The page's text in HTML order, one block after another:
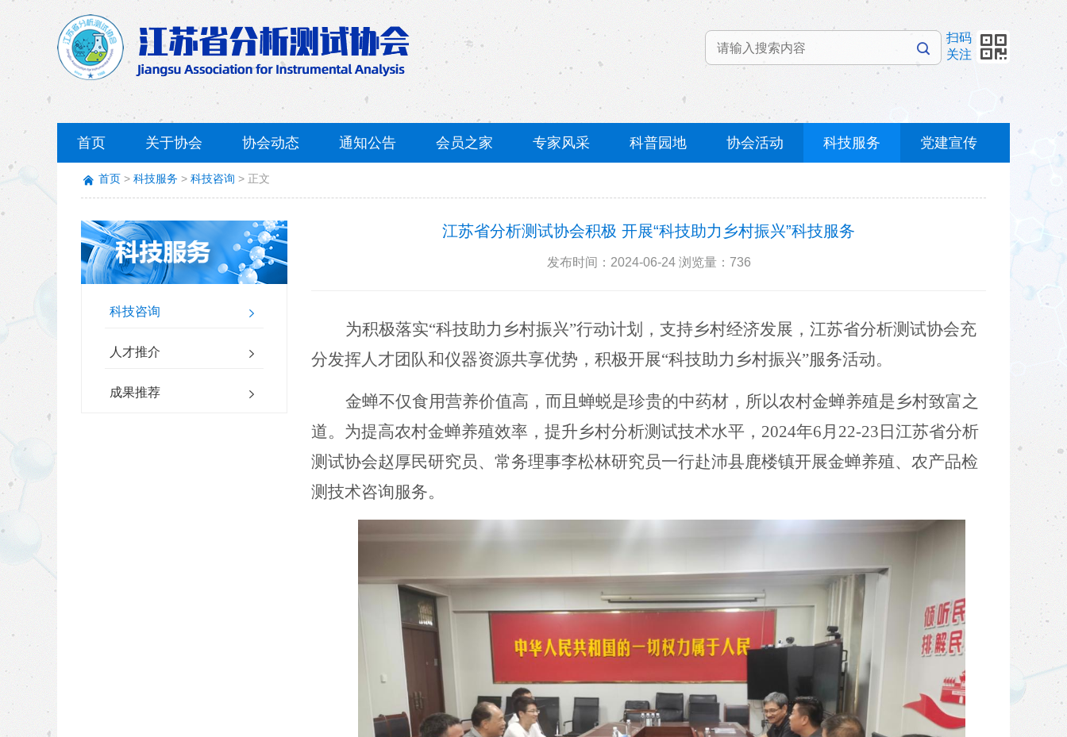
扫码
关注
首页 关于协会 协会动态 通知公告 会员之家 专家风采 科普园地 协会活动 科技服务 党建宣传
首页 科技服务 科技咨询 正文
科技咨询
人才推介
成果推荐
江苏省分析测试协会积极 开展“科技助力乡村振兴”科技服务
发布时间：2024-06-24 浏览量：736
为积极落实“科技助力乡村振兴”行动计划，支持乡村经济发展， 江苏省分析测试协会充
分发挥人才团队和仪器资源共享优势，积极开展“科技助力乡村振兴”服务活动。
金蝉不仅食用营养价值高，而且蝉蜕是珍贵的中药材，所以农村金蝉养殖是乡村致富之
道。为提高农村金蝉养殖效率，提升乡村分析测试技术水平， 2024年6月 22-23 日江苏省分析
测试协会赵厚民研究员、 常务理事李松林研究员一行赴沛县鹿楼镇开展金蝉养殖、农产品检
测技术咨询服务。